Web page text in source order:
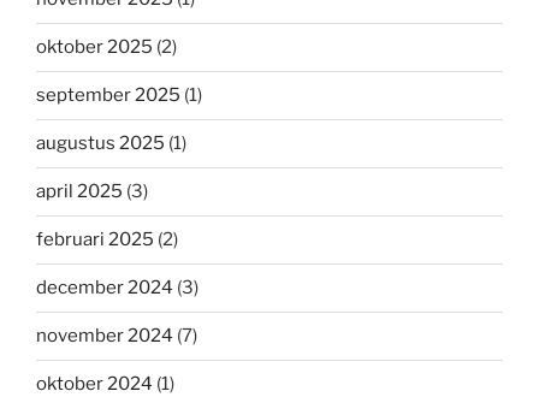
oktober 2025 (2)
september 2025 (1)
augustus 2025 (1)
april 2025 (3)
februari 2025 (2)
december 2024 (3)
november 2024 (7)
oktober 2024 (1)